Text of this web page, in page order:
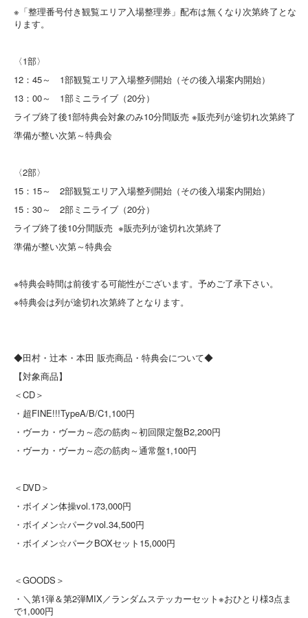
※「整理番号付き観覧エリア入場整理券」配布は無くなり次第終了とな
ります。
〈1部〉
12：45～ 1部観覧エリア入場整列開始（その後入場案内開始）
13：00～ 1部ミニライブ（20分）
ライブ終了後1部特典会対象のみ10分間販売 ※販売列が途切れ次第終了
準備が整い次第～特典会
〈2部〉
15：15～ 2部観覧エリア入場整列開始（その後入場案内開始）
15：30～ 2部ミニライブ（20分）
ライブ終了後10分間販売 ※販売列が途切れ次第終了
準備が整い次第～特典会
※特典会時間は前後する可能性がございます。予めご了承下さい。
※特典会は列が途切れ次第終了となります。
◆田村・辻本・本田 販売商品・特典会について◆
【対象商品】
＜CD＞
・超FINE!!!TypeA/B/C​1,100円
・ヴーカ・ヴーカ～恋の筋肉～初回限定盤B​2,200円
・ヴーカ・ヴーカ～恋の筋肉～通常盤​1,100円
＜DVD＞
・ボイメン体操vol.17​3,000円
・ボイメン☆パークvol.3​4,500円
・ボイメン☆パークBOXセット​15,000円
＜GOODS＞
・＼第1弾＆第2弾MIX／ランダムステッカーセット※おひとり様3点ま
で​1,000円